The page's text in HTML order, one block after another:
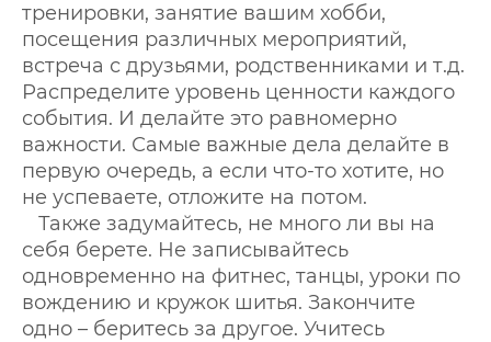
тренировки, занятие вашим хобби,
посещения различных мероприятий,
встреча с друзьями, родственниками и т.д.
Распределите уровень ценности каждого
события. И делайте это равномерно
важности. Самые важные дела делайте в
первую очередь, а если что-то хотите, но
не успеваете, отложите на потом.
Также задумайтесь, не много ли вы на
себя берете. Не записывайтесь
одновременно на фитнес, танцы, уроки по
вождению и кружок шитья. Закончите
одно – беритесь за другое. Учитесь